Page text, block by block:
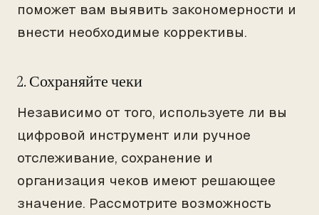
поможет вам выявить закономерности и
внести необходимые коррективы.
2. Сохраняйте чеки
Независимо от того, используете ли вы
цифровой инструмент или ручное
отслеживание, сохранение и
организация чеков имеют решающее
значение. Рассмотрите возможность